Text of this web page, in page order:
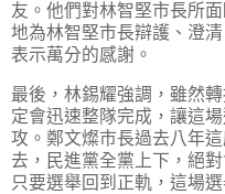
友。他們對林智堅市長所
地為林智堅市長辯護、澄
表示萬分的感謝。
最後，林錫耀強調，雖然
定會迅速整隊完成，讓這
攻。鄭文燦市長過去八年
去，民進黨全黨上下，絕
只要選舉回到正軌，這場